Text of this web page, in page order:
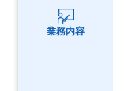
業務内容